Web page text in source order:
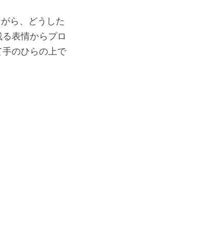
ら、どうした
表情からプロ
のひらの上で